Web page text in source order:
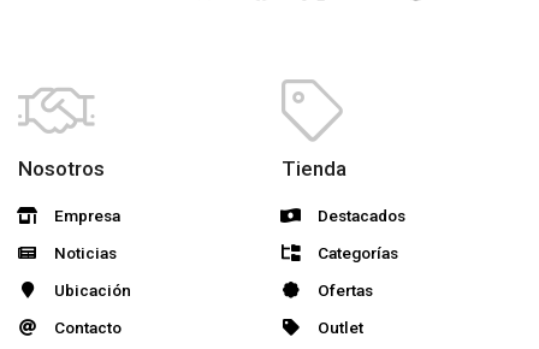
Nosotros
Empresa
Noticias
Ubicación
Contacto
Tienda
Destacados
Categorías
Ofertas
Outlet